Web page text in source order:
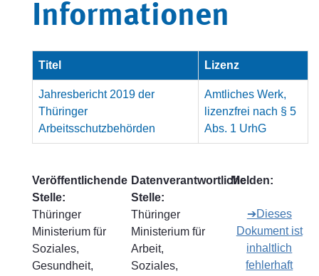
Informationen
Titel Lizenz
Jahresbericht 2019 der
Thüringer
Arbeitsschutzbehörden
Amtliches Werk,
lizenzfrei nach § 5
Abs. 1 UrhG
Veröffentlichende
Stelle:
Thüringer
Ministerium für
Soziales,
Gesundheit,
Datenverantwortliche
Stelle:
Thüringer
Ministerium für
Arbeit,
Soziales,
Melden:
➔Dieses
Dokument ist
inhaltlich
fehlerhaft